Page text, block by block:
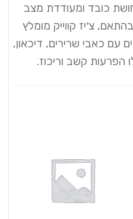
כובד ומעודדת מצב
צ׳יז קווייק מומלץ
עם כאבי שרירים, דיכאון,
הפרעות קשב וריכוז.